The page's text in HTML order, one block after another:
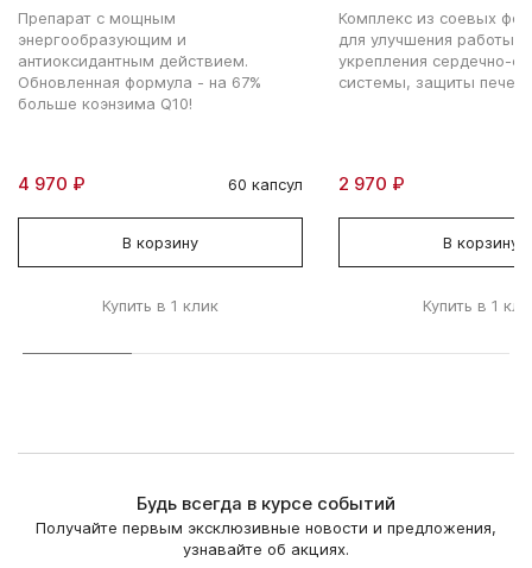
Препарат с мощным
энергообразующим и
антиоксидантным действием.
Обновленная формула - на 67%
больше коэнзима Q10!
4 970 ₽ 60 капсул
В корзину
Купить в 1 клик
Комплекс из соевых
для улучшения работы
укрепления сердечно-
системы, защиты
2 970 ₽
В корзину
Купить в 1
Будь всегда в курсе событий
Получайте первым эксклюзивные новости и предложения,
узнавайте об акциях.